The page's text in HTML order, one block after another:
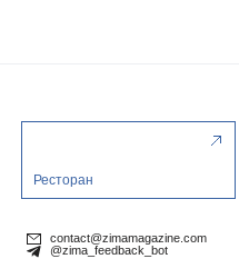
Ресторан
contact@zimamagazine.com
@zima_feedback_bot